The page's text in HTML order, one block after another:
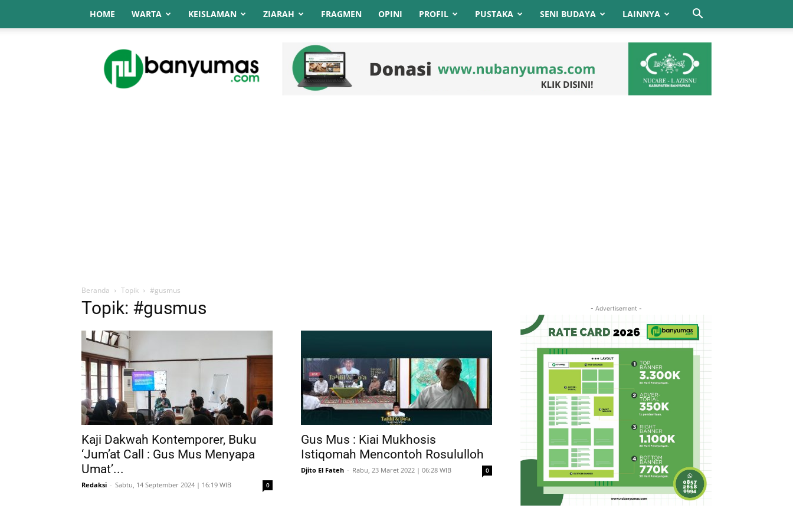
HOME WARTA KEISLAMAN ZIARAH FRAGMEN OPINI PROFIL PUSTAKA SENI BUDAYA LAINNYA
NU
Online
Banyumas
Beranda Topik #gusmus
Topik: #gusmus
Kaji Dakwah Kontemporer, Buku
‘Jum’at Call : Gus Mus Menyapa
Umat’...
Redaksi - Sabtu, 14 September 2024 | 16:19 WIB 0
Gus Mus : Kiai Mukhosis
Istiqomah Mencontoh Rosululloh
Djito El Fateh - Rabu, 23 Maret 2022 | 06:28 WIB 0
- Advertisement -